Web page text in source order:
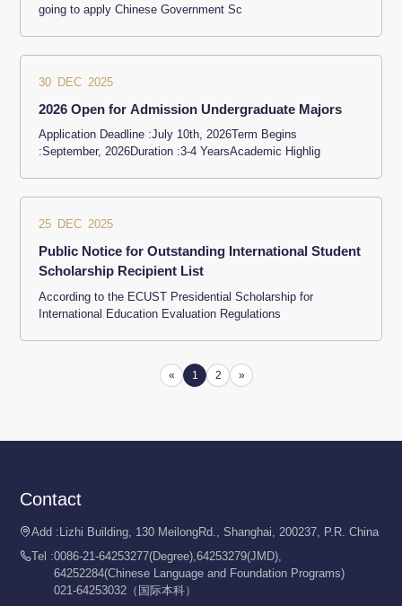
going to apply Chinese Government Sc
30 DEC 2025
2026 Open for Admission Undergraduate Majors
Application Deadline :July 10th, 2026Term Begins
:September, 2026Duration :3-4 YearsAcademic Highlig
25 DEC 2025
Public Notice for Outstanding International Student
Scholarship Recipient List
According to the ECUST Presidential Scholarship for
International Education Evaluation Regulations
« 1 2 »
Contact
Add : Lizhi Building, 130 MeilongRd., Shanghai, 200237, P.R. China
Tel :0086-21-64253277(Degree),64253279(JMD),
64252284(Chinese Language and Foundation Programs)
021-64253032（国际本科）